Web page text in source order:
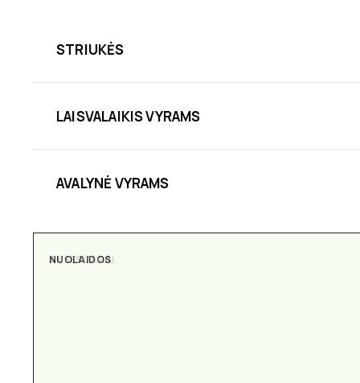
STRIUKĖS
LAISVALAIKIS VYRAMS
AVALYNĖ VYRAMS
NUOLAIDOS
AKSESUARAI